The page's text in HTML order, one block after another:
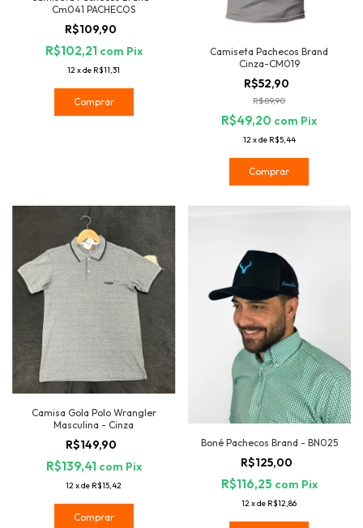
Cm041 PACHECOS
R$109,90
R$102,21 com Pix
12xde R$11,31
Comprar
Camiseta Pachecos Brand
Cinza-CM019
R$52,90
R$89,90
R$49,20 com Pix
12xde R$5,44
Comprar
Camisa Gola Polo Wrangler
Masculina - Cinza
R$149,90
R$139,41 com Pix
12xde R$15,42
Comprar
Boné Pachecos Brand - BN025
R$125,00
R$116,25 com Pix
12xde R$12,86